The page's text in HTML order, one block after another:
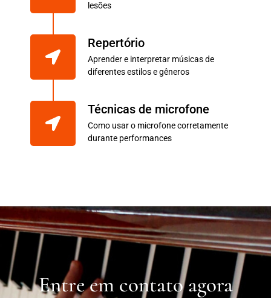
lesões
Repertório
Aprender e interpretar músicas de
diferentes estilos e gêneros
Técnicas de microfone
Como usar o microfone corretamente
durante performances
Entre em contato agora